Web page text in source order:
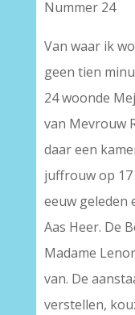
Nummer 24
Van waar ik
geen tien
24 woonde
van Mevrouw
daar een
juffrouw op
eeuw geleden
Aas Heer. De
Madame
van. De
verstellen,